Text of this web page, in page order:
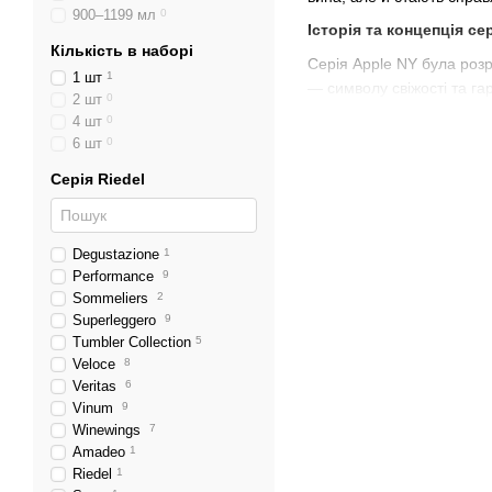
Історія та концепція
Серія Apple NY була
— символу свіжості та
900–1199 мл 0
Кількість в наборі
1 шт 1
2 шт 0
4 шт 0
6 шт 0
Серія Riedel
Degustazione 1
Performance 9
Sommeliers 2
Superleggero 9
Tumbler Collection 5
Veloce 8
Veritas 6
Vinum 9
Winewings 7
Amadeo 1
Riedel 1